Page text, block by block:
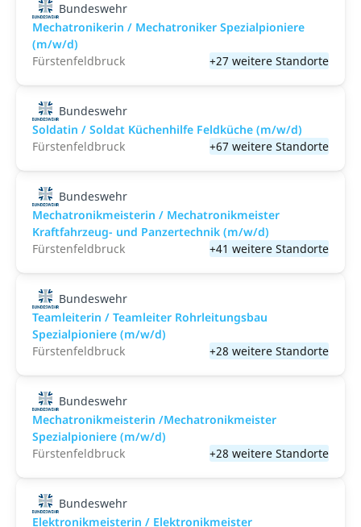
Bundeswehr
Mechatronikerin / Mechatroniker Spezialpioniere
(m/w/d)
Fürstenfeldbruck
+27 weitere Standorte
Bundeswehr
Soldatin / Soldat Küchenhilfe Feldküche (m/w/d)
Fürstenfeldbruck
+67 weitere Standorte
Bundeswehr
Mechatronikmeisterin / Mechatronikmeister
Kraftfahrzeug- und Panzertechnik (m/w/d)
Fürstenfeldbruck
+41 weitere Standorte
Bundeswehr
Teamleiterin / Teamleiter Rohrleitungsbau
Spezialpioniere (m/w/d)
Fürstenfeldbruck
+28 weitere Standorte
Bundeswehr
Mechatronikmeisterin /Mechatronikmeister
Spezialpioniere (m/w/d)
Fürstenfeldbruck
+28 weitere Standorte
Bundeswehr
Elektronikmeisterin / Elektronikmeister